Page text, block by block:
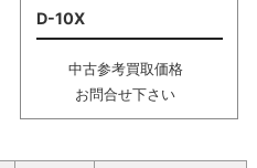
D-10X
中古参考買取価格
お問合せ下さい